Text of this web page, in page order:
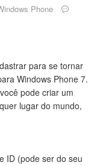
Phone
para se tornar
Windows Phone 7.
pode criar um
lugar do mundo,
ID (pode ser do seu